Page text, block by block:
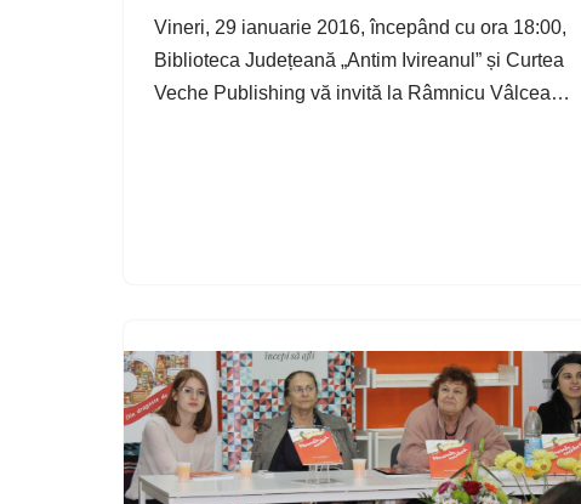
Vineri, 29 ianuarie 2016, începând cu ora 18:00,
Biblioteca Județeană „Antim Ivireanul” și Curtea
Veche Publishing vă invită la Râmnicu Vâlcea…